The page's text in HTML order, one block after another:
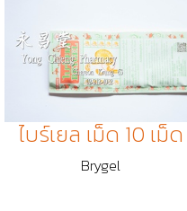
ไบร์เยล เม็ด 10 เม็ด
Brygel